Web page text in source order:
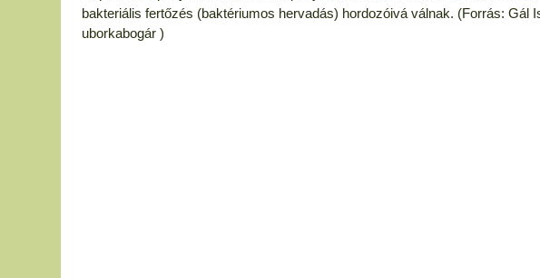
bakteriális fertőzés (baktériumos hervadás) hordozóivá válnak. (Forrás: Gál
uborkabogár )